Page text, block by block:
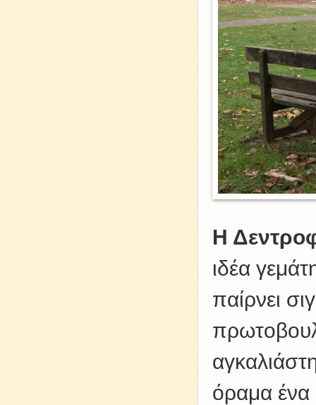
Η
ιδέα
παίρνει
όραμα ένα